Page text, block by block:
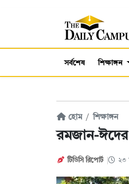
সর্বশেষ শিক্ষাঙ্গন
হোম শিক্ষাঙ্গন
রমজান-ঈদের
টিডিসি রিপোর্ট ২৩